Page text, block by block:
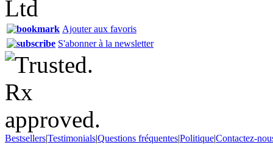
Ajouter aux favoris
S'abonner à la newsletter
Bestsellers|Testimonials|Questions fréquentes|Politique|Contactez-